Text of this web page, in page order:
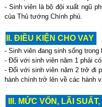
- Sinh viên là bộ đội xuất ngũ
của Thủ tướng Chính phủ.
II. ĐIỀU KIỆN CHO VAY
- Sinh viên đang sinh sống
- Đối với sinh viên năm 1 phải
- Đối với sinh viên năm 2 trở đi
hành chính trở lên về các hành
III. MỨC VỐN, LÃI